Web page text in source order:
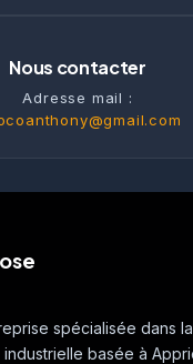
Nous contacter
Adresse mail :
spécialisée dans
industrielle basée à